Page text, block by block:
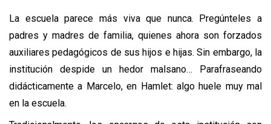
La escuela parece más viva que nunca. Pregúnteles a
padres y madres de familia, quienes ahora son forzados
auxiliares pedagógicos de sus hijos e hijas. Sin embargo, la
institución despide un hedor malsano… Parafraseando
didácticamente a Marcelo, en Hamlet: algo huele muy mal
en la escuela.